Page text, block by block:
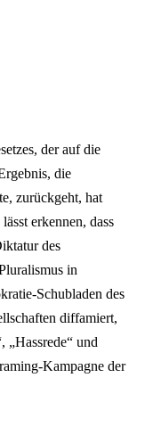
der auf die
die
zurückgeht, hat
erkennen, dass
des
in
Schubladen des
diffamiert,
„Hassrede“ und
Kampagne der